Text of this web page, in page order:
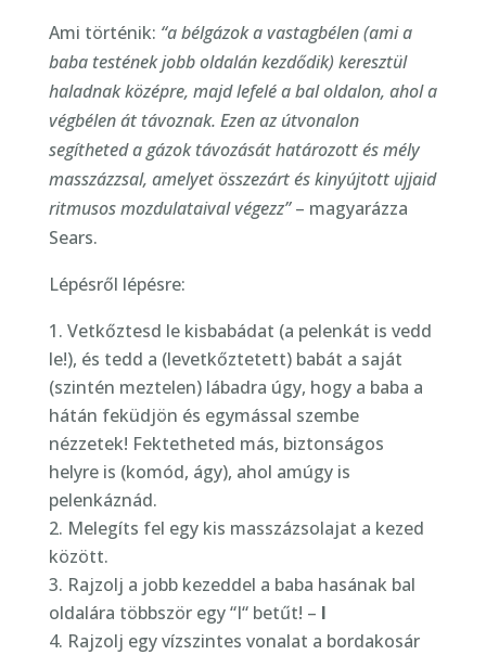
Ami történik: “a bélgázok a vastagbélen (ami a
baba testének jobb oldalán kezdődik) keresztül
haladnak középre, majd lefelé a bal oldalon, ahol a
végbélen át távoznak. Ezen az útvonalon
segítheted a gázok távozását határozott és mély
masszázzsal, amelyet összezárt és kinyújtott ujjaid
ritmusos mozdulataival végezz”– magyarázza
Sears.
Lépésről lépésre:
Vetkőztesd le kisbabádat (a pelenkát is vedd
le!), és tedd a (levetkőztetett) babát a saját
(szintén meztelen) lábadra úgy, hogy a baba a
hátán feküdjön és egymással szembe
nézzetek! Fektetheted más, biztonságos
helyre is (komód, ágy), ahol amúgy is
pelenkáznád.
Melegíts fel egy kis masszázsolajat a kezed
között.
Rajzolj a jobb kezeddel a baba hasának bal
oldalára többször egy “I“ betűt! – I
Rajzolj egy vízszintes vonalat a bordakosár